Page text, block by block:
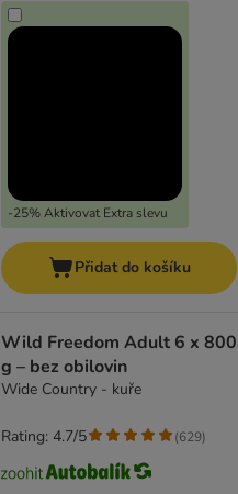
-25% Aktivovat Extra slevu
Přidat do košíku
Wild Freedom Adult 6 x 800
g – bez obilovin
Wide Country - kuře
Rating: 4.7/5 (629)